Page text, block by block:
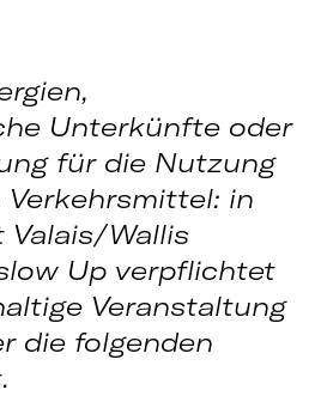
Unterkünfte oder
für die Nutzung
in
Wallis
Up verpflichtet
Veranstaltung
die folgenden